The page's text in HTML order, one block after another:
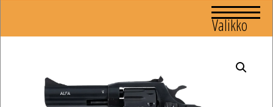
Valikko